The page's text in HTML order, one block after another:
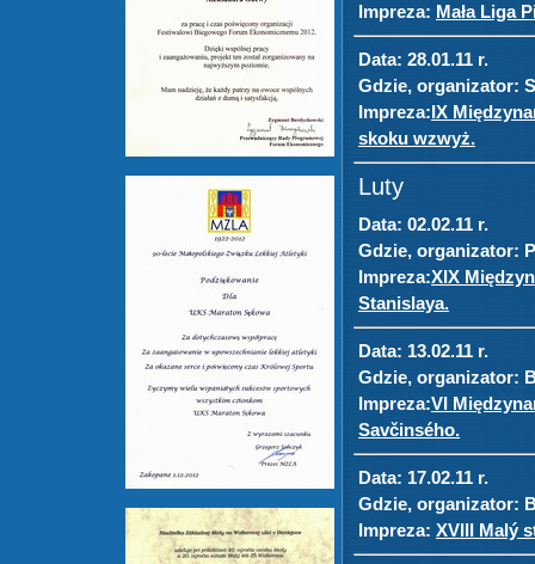
Impreza: Mała Liga
Data: 28.01.11 r.
Gdzie, organizator:
Impreza:IX
skoku wzwyż.
Luty
Data: 02.02.11 r.
Gdzie, organizator:
Impreza:XIX
Stanislaya.
Data: 13.02.11 r.
Gdzie, organizator:
Impreza:VI
Savčinsého.
Data: 17.02.11 r.
Gdzie, organizator:
Impreza: XVIII Malý